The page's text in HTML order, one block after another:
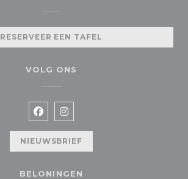
RESERVEER EEN TAFEL
VOLG ONS
Facebook ((opent in een
Instagram ((opent in een
NIEUWSBRIEF
BELONINGEN